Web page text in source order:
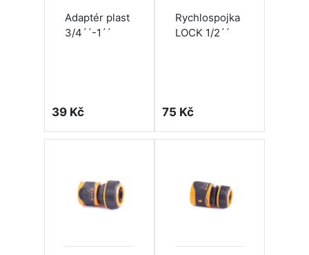
Adaptér plast
3/4´´-1´´
39 Kč
Rychlospojka
LOCK 1/2´´
75 Kč